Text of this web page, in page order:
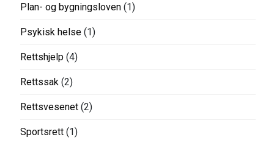
Plan- og bygningsloven (1)
Psykisk helse (1)
Rettshjelp (4)
Rettssak (2)
Rettsvesenet (2)
Sportsrett (1)